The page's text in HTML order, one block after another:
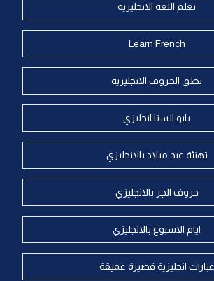
تعلم اللغة الانجليزية
Learn French
نطق الحروف الانجليزية
بايو انستا انجليزي
تهنئة عيد ميلاد بالانجليزي
حروف الجر بالانجليزي
ايام الاسبوع بالانجليزي
عبارات انجليزية قصيرة عميقة